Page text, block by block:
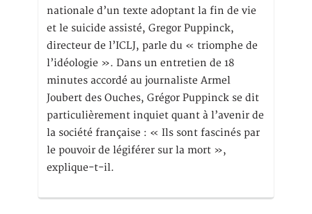
nationale d’un texte adoptant la fin de vie
et le suicide assisté, Gregor Puppinck,
directeur de l’ICLJ, parle du « triomphe de
l’idéologie ». Dans un entretien de 18
minutes accordé au journaliste Armel
Joubert des Ouches, Grégor Puppinck se dit
particulièrement inquiet quant à l’avenir de
la société française : « Ils sont fascinés par
le pouvoir de légiférer sur la mort »,
explique-t-il.